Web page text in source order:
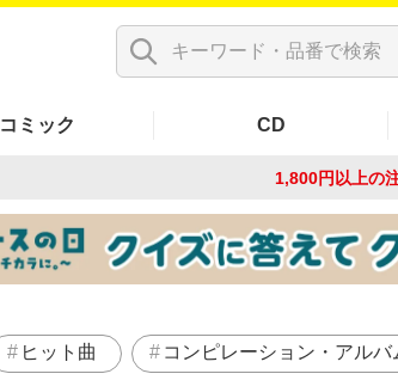
コミック CD
1,800円以上の
ヒット曲 コンピレーション・アルバ